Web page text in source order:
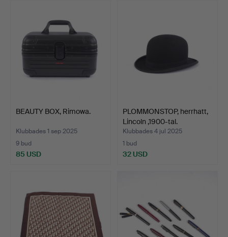
BEAUTY BOX, Rimowa.
Klubbades 1 sep 2025
9 bud
85 USD
PLOMMONSTOP, herrhatt,
Lincoln ,1900-tal.
Klubbades 4 jul 2025
1 bud
32 USD